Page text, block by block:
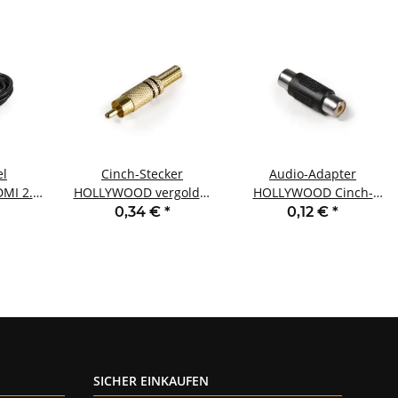
2.0
Cinch-Stecker
HOLLYWOOD vergoldet
mit Knickschutz
0,34 € *
Audio-Adapter
HOLLYWOOD Cinch-
Buchse auf Cinch-
0,12 € *
SICHER EINKAUFEN